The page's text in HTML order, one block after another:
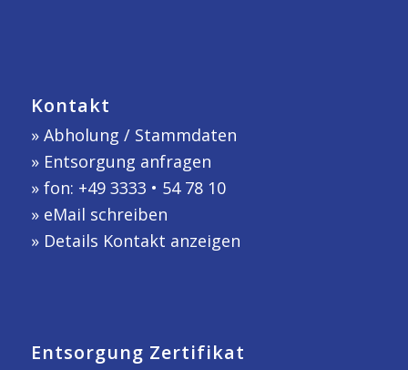
Kontakt
» Abholung / Stammdaten
» Entsorgung anfragen
» fon: +49 3333 • 54 78 10
» eMail schreiben
» Details Kontakt anzeigen
Entsorgung Zertifikat